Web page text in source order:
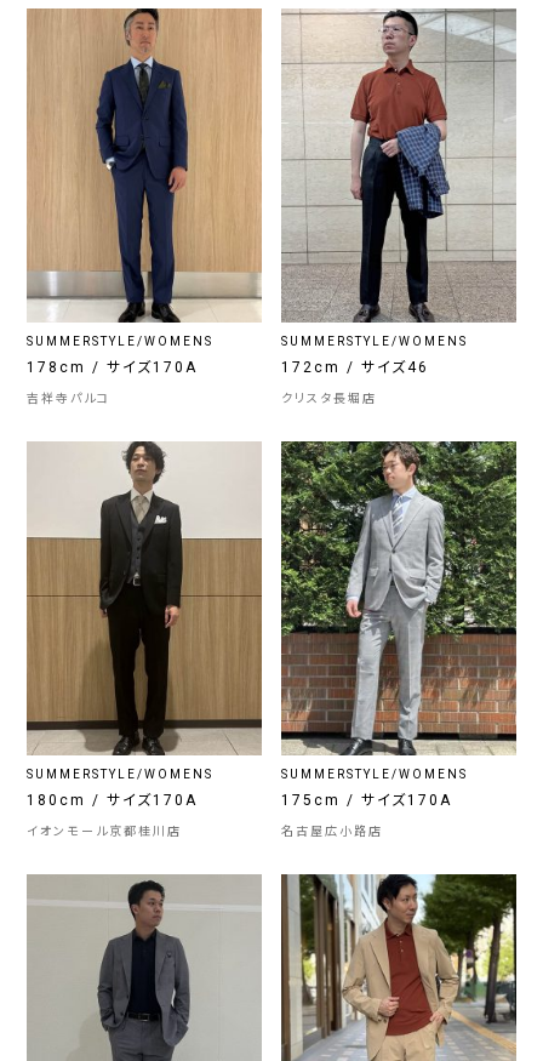
SUMMERSTYLE/WOMENS
178cm / サイズ170A
吉祥寺パルコ
SUMMERSTYLE/WOMENS
172cm / サイズ46
クリスタ長堀店
SUMMERSTYLE/WOMENS
180cm / サイズ170A
イオンモール京都桂川店
SUMMERSTYLE/WOMENS
175cm / サイズ170A
名古屋広小路店